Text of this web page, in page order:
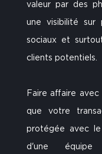
valeur par des
une visibilité sur
sociaux et
clients potentiels.
Faire affaire
que votre
protégée avec le
d'une équipe